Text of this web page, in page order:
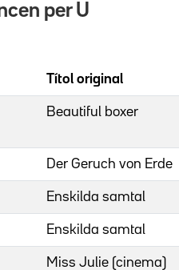
per U
Títol original
Beautiful boxer
Der Geruch von Erde
Enskilda samtal
Enskilda samtal
Miss Julie (cinema)